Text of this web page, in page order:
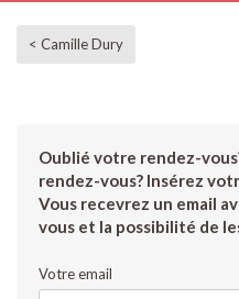
< Camille Dury
Oublié votre rendez-
rendez-vous? Insérez
Vous recevrez un email
vous et la possibilité de
Votre email